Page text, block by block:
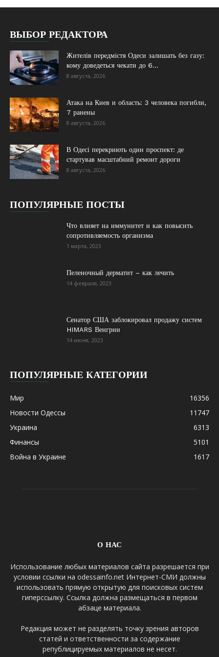
ВЫБОР РЕДАКТОРА
Жителів передмістя Одеси залишать без газу:
кому доведеться чекати до 6...
8 августа, 2026
Атака на Киев и область: 3 человека погибли,
7 ранены
8 августа, 2026
В Одесі перекриють один проспект: де
стартував масштабний ремонт дороги
8 августа, 2026
ПОПУЛЯРНЫЕ ПОСТЫ
Что влияет на иммунитет и как повысить
сопротивляемость организма
1 марта, 2023
Пеленочный дерматит – как лечить
14 февраля, 2023
Сенатор США заблокировал продажу систем
HIMARS Венгрии
14 июня, 2023
ПОПУЛЯРНЫЕ КАТЕГОРИИ
Мир
16356
Новости Одессы
11747
Украина
6313
Финансы
5101
Война в Украине
1617
О НАС
Использование любых материалов сайта разрешается при
условии ссылки на odessainfo.net Интернет-СМИ должны
использовать прямую открытую для поисковых систем
гиперссылку. Ссылка должна размещаться в первом
абзаце материала.
Редакция может не разделять точку зрения авторов
статей и ответственности за содержание
републицируемых материалов не несет.